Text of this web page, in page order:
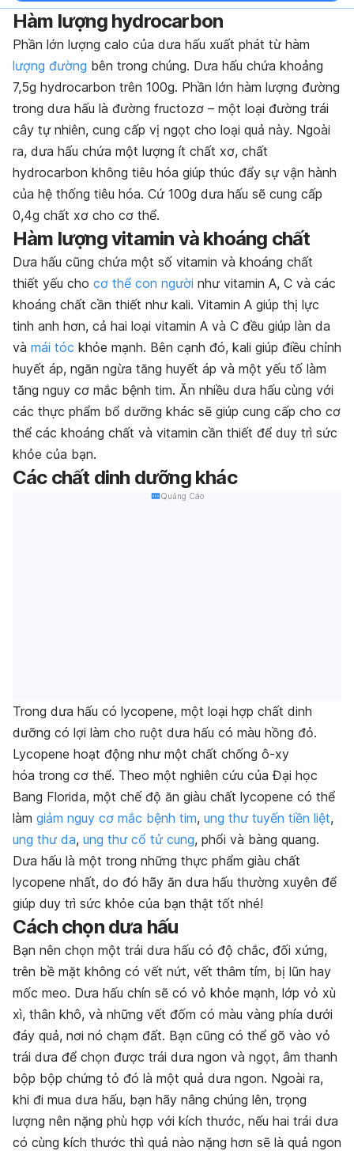
Hàm lượng hydrocarbon
Phần lớn lượng calo của dưa hấu xuất phát từ hàm
lượng đường bên trong chúng. Dưa hấu chứa khoảng
7,5g hydrocarbon trên 100g. Phần lớn hàm lượng đường
trong dưa hấu là đường fructozơ – một loại đường trái
cây tự nhiên, cung cấp vị ngọt cho loại quả này. Ngoài
ra, dưa hấu chứa một lượng ít chất xơ, chất
hydrocarbon không tiêu hóa giúp thúc đẩy sự vận hành
của hệ thống tiêu hóa. Cứ 100g dưa hấu sẽ cung cấp
0,4g chất xơ cho cơ thể.
Hàm lượng vitamin và khoáng chất
Dưa hấu cũng chứa một số vitamin và khoáng chất
thiết yếu cho cơ thể con người như vitamin A, C và các
khoáng chất cần thiết như kali. Vitamin A giúp thị lực
tinh anh hơn, cả hai loại vitamin A và C đều giúp làn da
và mái tóc khỏe mạnh. Bên cạnh đó, kali giúp điều chỉnh
huyết áp, ngăn ngừa tăng huyết áp và một yếu tố làm
tăng nguy cơ mắc bệnh tim. Ăn nhiều dưa hấu cùng với
các thực phẩm bổ dưỡng khác sẽ giúp cung cấp cho cơ
thể các khoáng chất và vitamin cần thiết để duy trì sức
khỏe của bạn.
Các chất dinh dưỡng khác
Quảng Cáo
Trong dưa hấu có lycopene, một loại hợp chất dinh
dưỡng có lợi làm cho ruột dưa hấu có màu hồng đỏ.
Lycopene hoạt động như một chất chống ô-xy
hóa trong cơ thể. Theo một nghiên cứu của Đại học
Bang Florida, một chế độ ăn giàu chất lycopene có thể
làm giảm nguy cơ mắc bệnh tim, ung thư tuyến tiền liệt,
ung thư da, ung thư cổ tử cung, phổi và bàng quang.
Dưa hấu là một trong những thực phẩm giàu chất
lycopene nhất, do đó hãy ăn dưa hấu thường xuyên để
giúp duy trì sức khỏe của bạn thật tốt nhé!
Cách chọn dưa hấu
Bạn nên chọn một trái dưa hấu có độ chắc, đối xứng,
trên bề mặt không có vết nứt, vết thâm tím, bị lũn hay
mốc meo. Dưa hấu chín sẽ có vỏ khỏe mạnh, lớp vỏ xù
xì, thân khô, và những vết đốm có màu vàng phía dưới
đáy quả, nơi nó chạm đất. Bạn cũng có thể gõ vào vỏ
trái dưa để chọn được trái dưa ngon và ngọt, âm thanh
bộp bộp chứng tỏ đó là một quả dưa ngon. Ngoài ra,
khi đi mua dưa hấu, bạn hãy nâng chúng lên, trọng
lượng nên nặng phù hợp với kích thước, nếu hai trái dưa
có cùng kích thước thì quả nào nặng hơn sẽ là quả ngon